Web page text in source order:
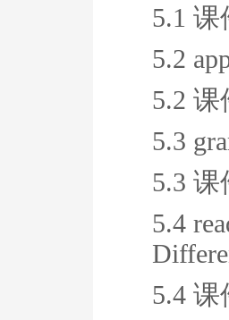
5.1 课
5.2
5.2 课
5.3
5.3 课
5.4
5.4 课